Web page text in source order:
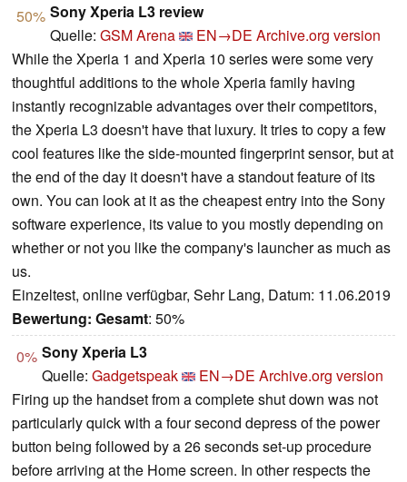
50% Sony Xperia L3 review
Quelle: GSM Arena EN→DE Archive.org version
While the Xperia 1 and Xperia 10 series were some very
thoughtful additions to the whole Xperia family having
instantly recognizable advantages over their competitors,
the Xperia L3 doesn't have that luxury. It tries to copy a few
cool features like the side-mounted fingerprint sensor, but at
the end of the day it doesn't have a standout feature of its
own. You can look at it as the cheapest entry into the Sony
software experience, its value to you mostly depending on
whether or not you like the company's launcher as much as
us.
Einzeltest, online verfügbar, Sehr Lang, Datum: 11.06.2019
Bewertung: Gesamt: 50%
0% Sony Xperia L3
Quelle: Gadgetspeak EN→DE Archive.org version
Firing up the handset from a complete shut down was not
particularly quick with a four second depress of the power
button being followed by a 26 seconds set-up procedure
before arriving at the Home screen. In other respects the